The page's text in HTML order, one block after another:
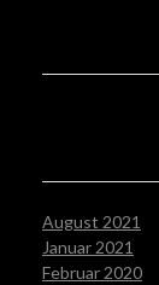
August 2021
Januar 2021
Februar 2020